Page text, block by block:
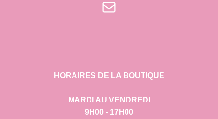
E-mail
HORAIRES DE LA BOUTIQUE
MARDI AU VENDREDI
9H00 - 17H00